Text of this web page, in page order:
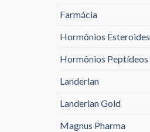
Farmácia
Hormônios Esteroides
Hormônios Peptídeos
Landerlan
Landerlan Gold
Magnus Pharma